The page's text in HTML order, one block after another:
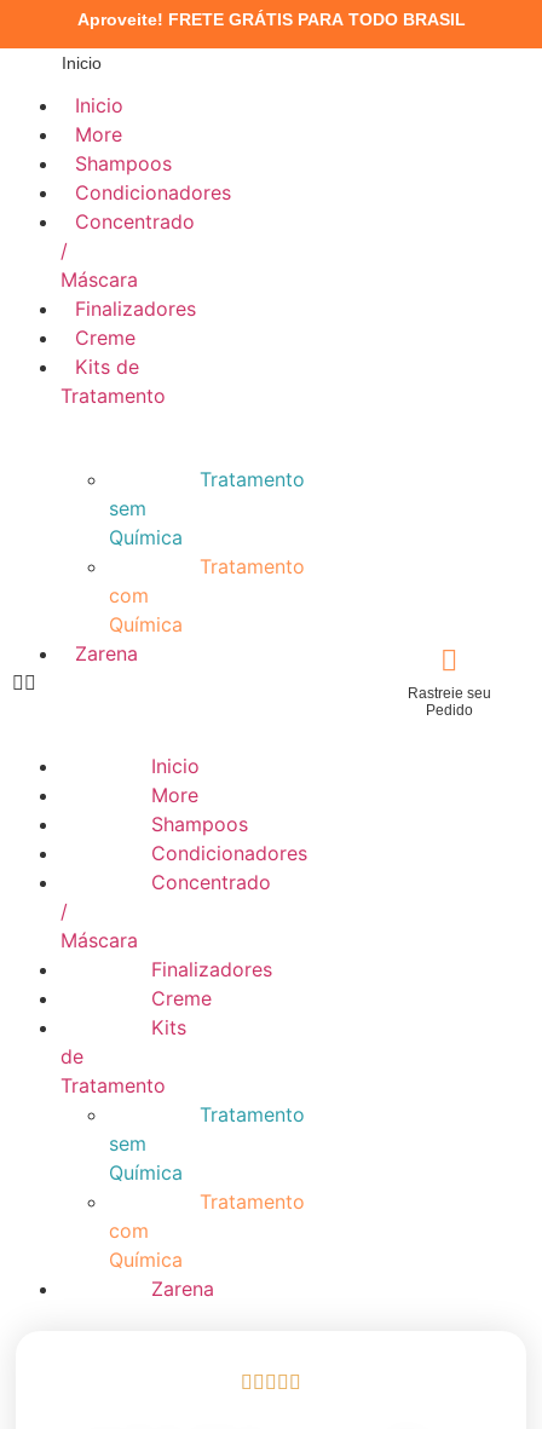
Aproveite! FRETE GRÁTIS PARA TODO BRASIL
Inicio
Inicio
More
Shampoos
Condicionadores
Concentrado
/
Máscara
Finalizadores
Creme
Kits de
Tratamento
Tratamento
sem
Química
Tratamento
com
Química
Zarena
Inicio
More
Shampoos
Condicionadores
Concentrado
/
Máscara
Finalizadores
Creme
Kits
de
Tratamento
Tratamento
sem
Química
Tratamento
com
Química
Zarena
Rastreie seu
Pedido